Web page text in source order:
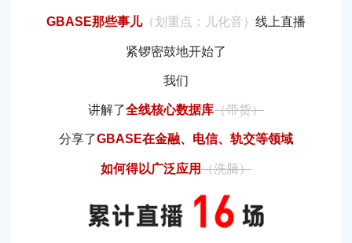
GBASE那些事儿（划重点：儿化音） 线上直播
紧锣密鼓地开始了
我们
讲解了全线核心数据库（带货）
分享了GBASE在金融、电信、轨交等领域
如何得以广泛应用（洗脑）